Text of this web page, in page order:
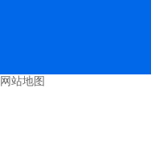
网站地图